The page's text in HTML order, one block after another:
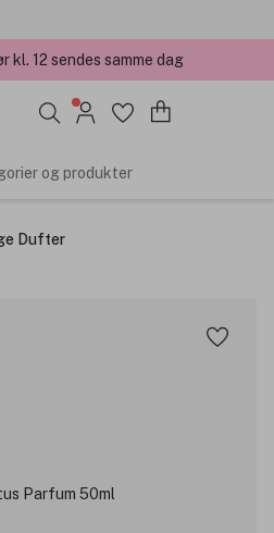
12 sendes samme dag
2026 og 2025
og produkter
Dufter